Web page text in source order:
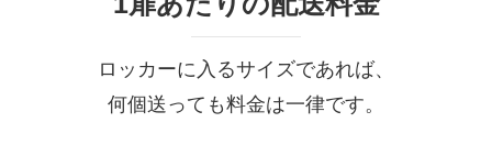
ロッカーに入るサイズであれば、
何個送っても料金は一律です。